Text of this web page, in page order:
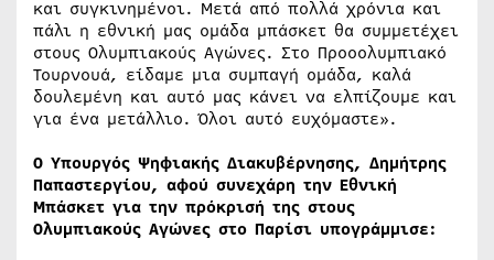
και συγκινημένοι. Μετά από πολλά χρόνια και
πάλι η εθνική μας ομάδα μπάσκετ θα συμμετέχει
στους Ολυμπιακούς Αγώνες. Στο Προοολυμπιακό
Τουρνουά, είδαμε μια συμπαγή ομάδα, καλά
δουλεμένη και αυτό μας κάνει να ελπίζουμε και
για ένα μετάλλιο. Όλοι αυτό ευχόμαστε».
Ο Υπουργός Ψηφιακής Διακυβέρνησης, Δημήτρης
Παπαστεργίου, αφού συνεχάρη την Εθνική
Μπάσκετ για την πρόκρισή της στους
Ολυμπιακούς Αγώνες στο Παρίσι υπογράμμισε: